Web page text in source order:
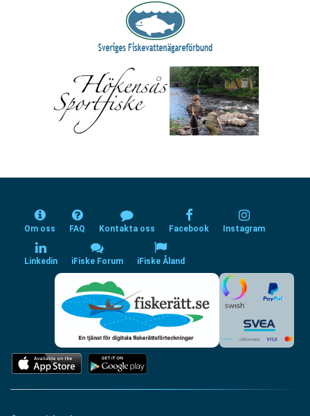
Om oss FAQ Kontakta oss Facebook Instagram
Linkedin iFiske Forum iFiske Åland